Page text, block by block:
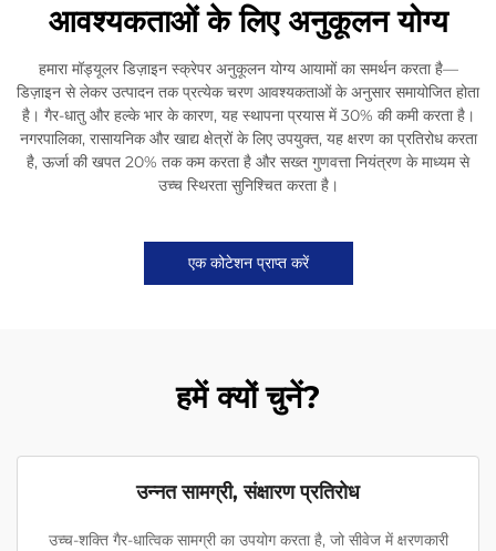
आवश्यकताओं के लिए अनुकूलन योग्य
हमारा मॉड्यूलर डिज़ाइन स्क्रेपर अनुकूलन योग्य आयामों का समर्थन करता है—
डिज़ाइन से लेकर उत्पादन तक प्रत्येक चरण आवश्यकताओं के अनुसार समायोजित होता
है। गैर-धातु और हल्के भार के कारण, यह स्थापना प्रयास में 30% की कमी करता है।
नगरपालिका, रासायनिक और खाद्य क्षेत्रों के लिए उपयुक्त, यह क्षरण का प्रतिरोध करता
है, ऊर्जा की खपत 20% तक कम करता है और सख्त गुणवत्ता नियंत्रण के माध्यम से
उच्च स्थिरता सुनिश्चित करता है।
एक कोटेशन प्राप्त करें
हमें क्यों चुनें?
उन्नत सामग्री, संक्षारण प्रतिरोध
उच्च-शक्ति गैर-धात्विक सामग्री का उपयोग करता है, जो सीवेज में क्षरणकारी